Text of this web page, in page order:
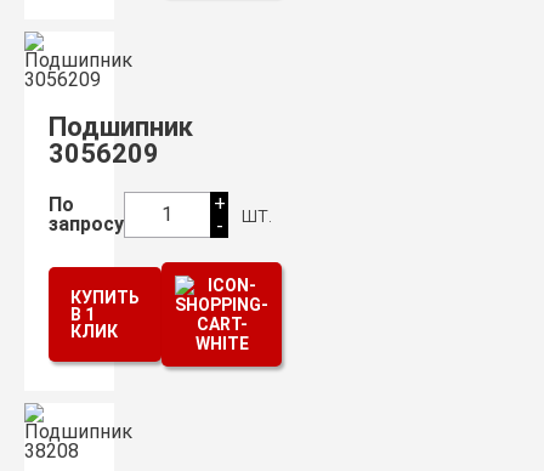
Подшипник
3056209
По
запросу
1
+
-
шт.
КУПИТЬ
В 1
КЛИК